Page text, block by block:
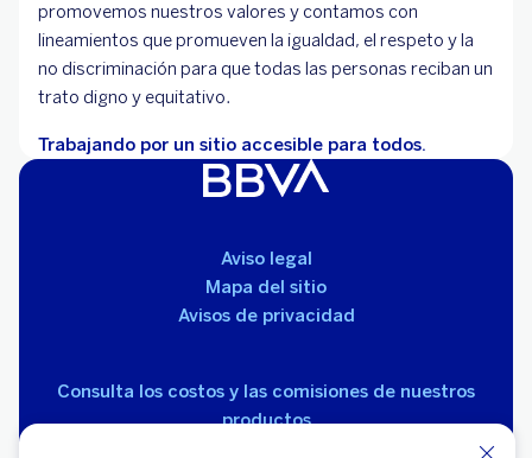
promovemos nuestros valores y contamos con
lineamientos que promueven la igualdad, el respeto y la
no discriminación para que todas las personas reciban un
trato digno y equitativo.
Trabajando por un sitio accesible para todos.
Aviso legal
Mapa del sitio
Avisos de privacidad
Consulta los costos y las comisiones de nuestros
productos